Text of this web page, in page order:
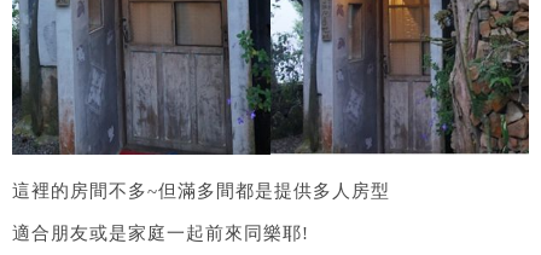
這裡的房間不多~但滿多間都是提供多人房型
適合朋友或是家庭一起前來同樂耶!